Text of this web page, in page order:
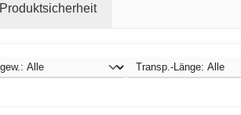
Produktsicherheit